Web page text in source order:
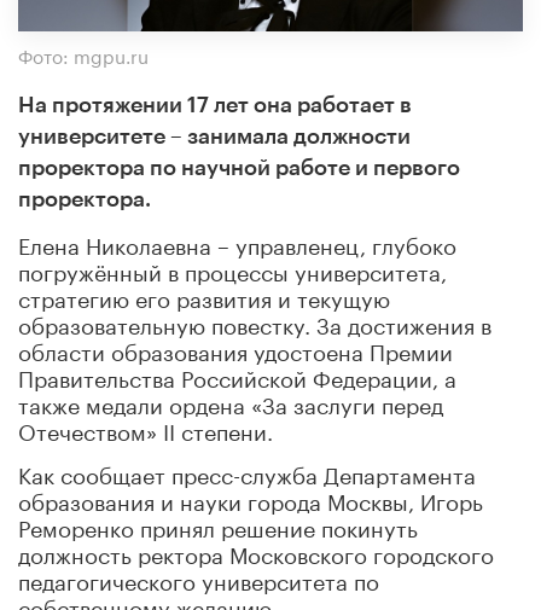
Фото: mgpu.ru
На протяжении 17 лет она работает в
университете – занимала должности
проректора по научной работе и первого
проректора.
Елена Николаевна – управленец, глубоко
погружённый в процессы университета,
стратегию его развития и текущую
образовательную повестку. За достижения в
области образования удостоена Премии
Правительства Российской Федерации, а
также медали ордена «За заслуги перед
Отечеством» II степени.
Как сообщает пресс-служба Департамента
образования и науки города Москвы, Игорь
Реморенко принял решение покинуть
должность ректора Московского городского
педагогического университета по